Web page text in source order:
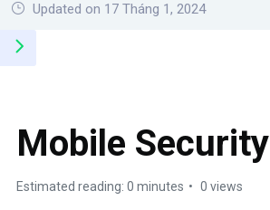
Updated on 17 Tháng 1, 2024
Mobile Security
Estimated reading: 0 minutes 0 views